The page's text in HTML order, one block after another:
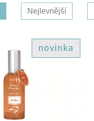
Nejlevnější
novinka